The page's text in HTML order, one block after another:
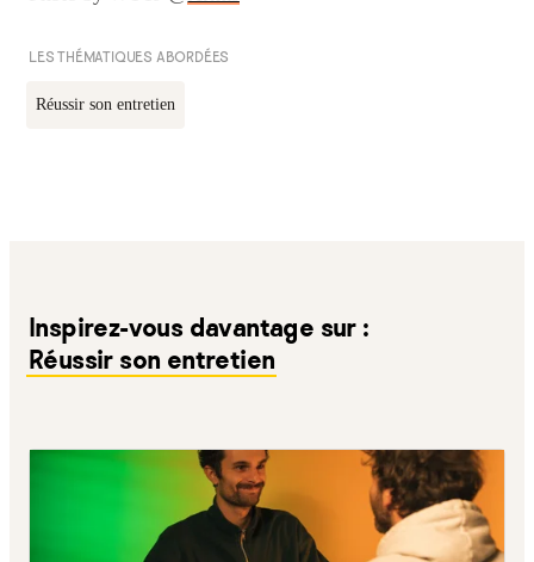
LES THÉMATIQUES ABORDÉES
Réussir son entretien
Inspirez-vous davantage sur :
Réussir son entretien